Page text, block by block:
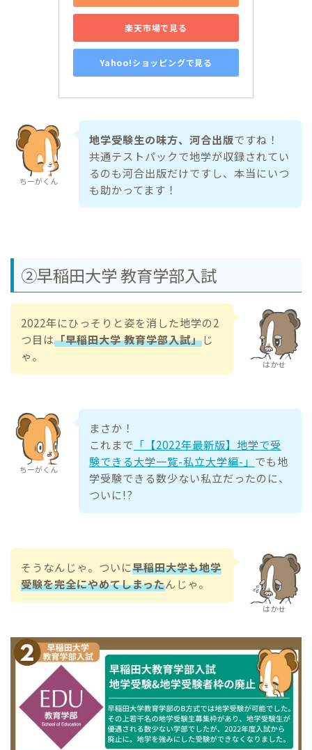
楽天市場で見る
Yahoo!ショッピングで見る
ちーがくん
地学受験生の味方、河合出版ですね！
共通テストパックで地学が収録されてい
るのも河合出版だけですし、本当にいつ
も助かってます！
②早稲田大学 教育学部入試
はかせ
2022年にひっそりと姿を消した地学の2
つ目は「早稲田大学 教育学部入試」じ
ゃ。
ちーがくん
まさか！
これまで 「【2022年最新版】地学で受
験できる大学一覧-私立大学編-」 でも地
学受験できる数少ない私立だったのに、
ついに!?
はかせ
そうなんじゃ。ついに早稲田大学も地学
受験を完全にやめてしまったんじゃ。